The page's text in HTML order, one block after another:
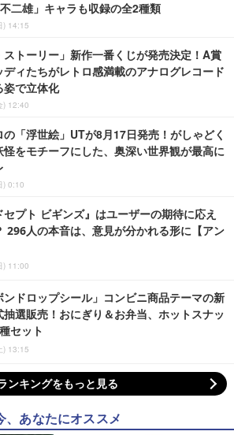
二雄」キャラも収録の全2種類
) 14:15
ストーリー」新作一番くじが発売決定！A賞
ディたちがレトロ感満載のアナログレコード
姿で立体化
) 12:40
の「浮世絵」UTが8月17日発売！がしゃどく
怪をモチーフにした、奥深い世界観が最高に
) 0:10
セプト ビギンズ』はユーザーの期待に応え
296人の本音は、意見が分かれる形に【アン
) 11:00
ンドロップシール」コンビニ商品テーマの新
抽選販売！おにぎり＆お弁当、ホットスナッ
セット
) 13:15
ンキングをもっと見る
、あなたにオススメ